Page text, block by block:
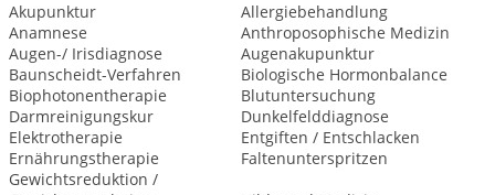
Akupunktur
Allergiebehandlung
Anamnese
Anthroposophische Medizin
Augen-/ Irisdiagnose
Augenakupunktur
Baunscheidt-Verfahren
Biologische Hormonbalance
Biophotonentherapie
Blutuntersuchung
Darmreinigungskur
Dunkelfelddiagnose
Elektrotherapie
Entgiften / Entschlacken
Ernährungstherapie
Faltenunterspritzen
Gewichtsreduktion /